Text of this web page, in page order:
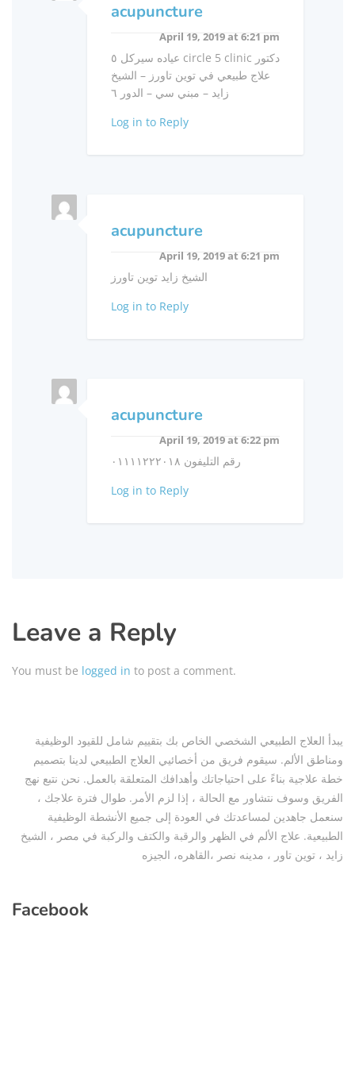
acupuncture
April 19, 2019 at 6:21 pm
عياده سيركل ٥ circle 5 clinic دكتور
علاج طبيعي في توين تاورز – الشيخ
زايد – مبني سي – الدور ٦
Log in to Reply
acupuncture
April 19, 2019 at 6:21 pm
الشيخ زايد توين تاورز
Log in to Reply
acupuncture
April 19, 2019 at 6:22 pm
رقم التليفون ٠١١١١٢٢٢٠١٨
Log in to Reply
Leave a Reply
You must be logged in to post a comment.
يبدأ العلاج الطبيعي الشخصي الخاص بك بتقييم شامل للقيود الوظيفية
ومناطق الألم. سيقوم فريق من أخصائيي العلاج الطبيعي لدينا بتصميم
خطة علاجية بناءً على احتياجاتك وأهدافك المتعلقة بالعمل. نحن نتبع نهج
الفريق وسوف نتشاور مع الحالة ، إذا لزم الأمر. طوال فترة علاجك ،
سنعمل جاهدين لمساعدتك في العودة إلى جميع الأنشطة الوظيفية
الطبيعية. علاج الألم في الظهر والرقبة والكتف والركبة في مصر ، الشيخ
زايد ، توين تاور ، مدينه نصر ،القاهره، الجيزه
Facebook